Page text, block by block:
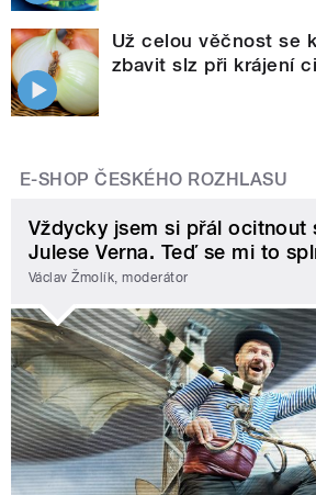
Už celou věčnost se
zbavit slz při krájení
E-SHOP ČESKÉHO ROZHLASU
Vždycky jsem si přál ocitnout
Julese Verna. Teď se mi to
Václav Žmolík, moderátor